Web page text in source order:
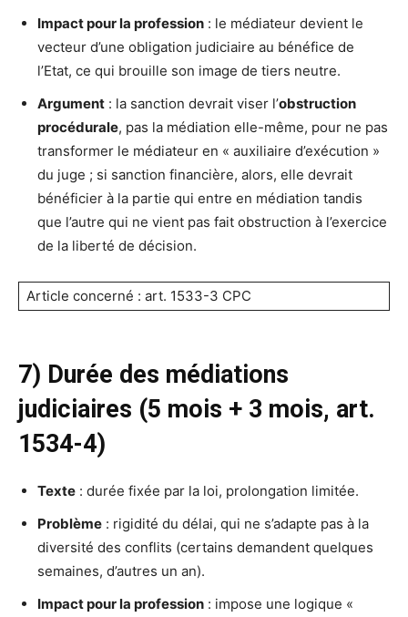
Impact pour la profession : le médiateur devient le
vecteur d’une obligation judiciaire au bénéfice de
l’Etat, ce qui brouille son image de tiers neutre.
Argument : la sanction devrait viser l’obstruction
procédurale, pas la médiation elle-même, pour ne pas
transformer le médiateur en « auxiliaire d’exécution »
du juge ; si sanction financière, alors, elle devrait
bénéficier à la partie qui entre en médiation tandis
que l’autre qui ne vient pas fait obstruction à l’exercice
de la liberté de décision.
Article concerné : art. 1533-3 CPC
7) Durée des médiations
judiciaires (5 mois + 3 mois, art.
1534-4)
Texte : durée fixée par la loi, prolongation limitée.
Problème : rigidité du délai, qui ne s’adapte pas à la
diversité des conflits (certains demandent quelques
semaines, d’autres un an).
Impact pour la profession : impose une logique «